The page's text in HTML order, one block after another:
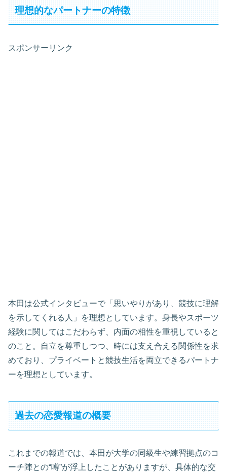
理想的なパートナーの特徴
スポンサーリンク
本田は公式インタビューで「思いやりがあり、競技に理解
を示してくれる人」を理想としています。身長やスポーツ
経験に関してはこだわらず、内面の相性を重視していると
のこと。自立を尊重しつつ、時には支え合える関係性を求
めており、プライベートと競技生活を両立できるパートナ
ーを理想としています。
過去の恋愛報道の概要
これまでの報道では、本田が大学の同級生や練習拠点のコ
ーチ陣との“噂”が浮上したことがありますが、具体的な交